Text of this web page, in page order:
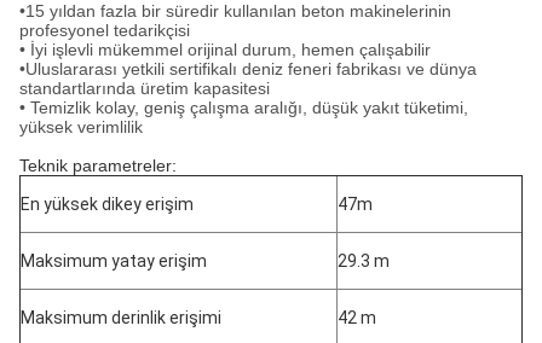
•15 yıldan fazla bir süredir kullanılan beton makinelerinin
profesyonel tedarikçisi
• İyi işlevli mükemmel orijinal durum, hemen çalışabilir
•Uluslararası yetkili sertifikalı deniz feneri fabrikası ve dünya
standartlarında üretim kapasitesi
• Temizlik kolay, geniş çalışma aralığı, düşük yakıt tüketimi,
yüksek verimlilik
Teknik parametreler:
En yüksek dikey erişim
47m
Maksimum yatay erişim 29.3 m
Maksimum derinlik erişimi 42 m